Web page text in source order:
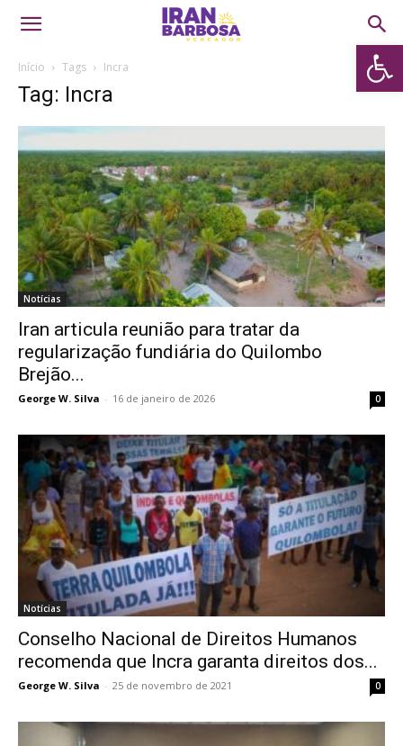
Abrir
Início Tags Incra
Tag: Incra
Notícias
Iran articula reunião para tratar da
regularização fundiária do Quilombo
Brejão...
George W. Silva - 16 de janeiro de 2026 0
Notícias
Conselho Nacional de Direitos Humanos
recomenda que Incra garanta direitos dos...
George W. Silva - 25 de novembro de 2021 0